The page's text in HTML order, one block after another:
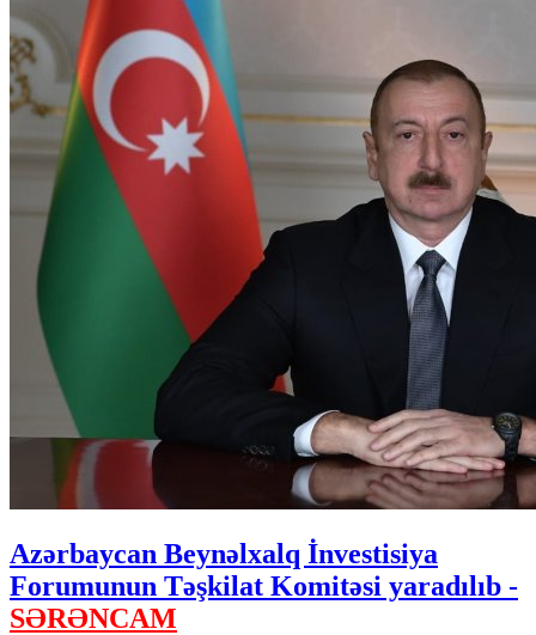
Azərbaycan Beynəlxalq İnvestisiya
Forumunun Təşkilat Komitəsi yaradılıb -
SƏRƏNCAM